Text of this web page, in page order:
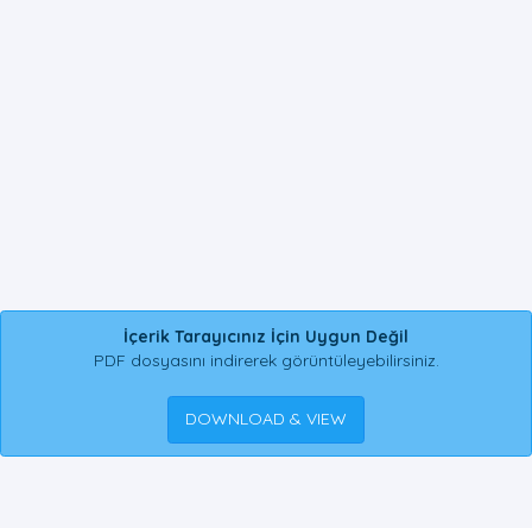
İçerik Tarayıcınız İçin Uygun Değil
PDF dosyasını indirerek görüntüleyebilirsiniz.
DOWNLOAD & VIEW